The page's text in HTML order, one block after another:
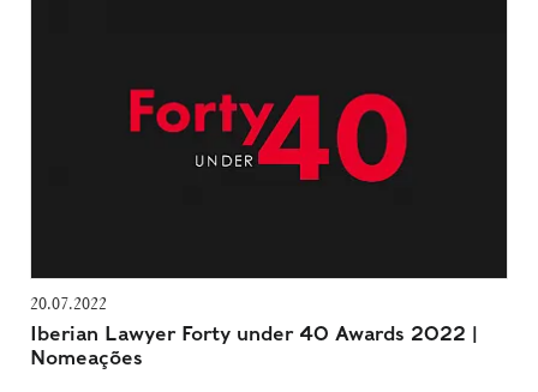
20.07.2022
Iberian Lawyer Forty under 40 Awards 2022 |
Nomeações